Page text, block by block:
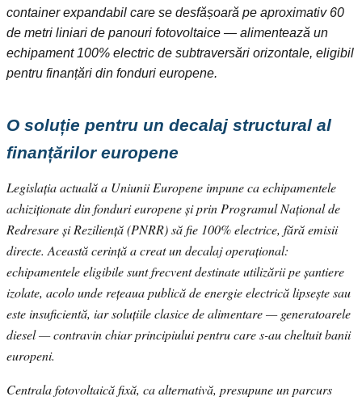
container expandabil care se desfășoară pe aproximativ 60
de metri liniari de panouri fotovoltaice — alimentează un
echipament 100% electric de subtraversări orizontale, eligibil
pentru finanțări din fonduri europene.
O soluție pentru un decalaj structural al
finanțărilor europene
Legislația actuală a Uniunii Europene impune ca echipamentele
achiziționate din fonduri europene și prin Programul Național de
Redresare și Reziliență (PNRR) să fie 100% electrice, fără emisii
directe. Această cerință a creat un decalaj operațional:
echipamentele eligibile sunt frecvent destinate utilizării pe șantiere
izolate, acolo unde rețeaua publică de energie electrică lipsește sau
este insuficientă, iar soluțiile clasice de alimentare — generatoarele
diesel — contravin chiar principiului pentru care s-au cheltuit banii
europeni.
Centrala fotovoltaică fixă, ca alternativă, presupune un parcurs